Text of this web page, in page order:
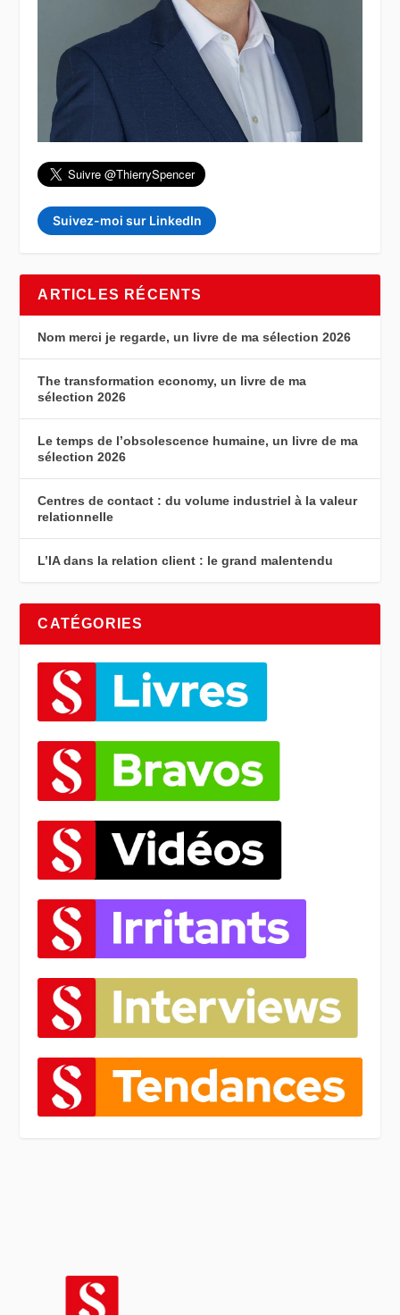
Suivez-moi sur LinkedIn
ARTICLES RÉCENTS
Nom merci je regarde, un livre de ma sélection 2026
The transformation economy, un livre de ma
sélection 2026
Le temps de l’obsolescence humaine, un livre de ma
sélection 2026
Centres de contact : du volume industriel à la valeur
relationnelle
L’IA dans la relation client : le grand malentendu
CATÉGORIES